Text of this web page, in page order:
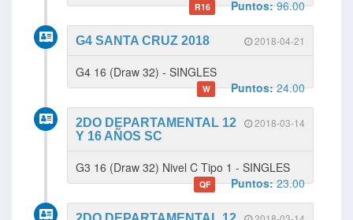
R16 Puntos:96.00
2018-04-21
G4 SANTA CRUZ 2018
G4 16 (Draw 32) - SINGLES
W Puntos:24.00
2018-03-14
2DO DEPARTAMENTAL 12
Y 16 AÑOS SC
G3 16 (Draw 32) Nivel C Tipo 1 - SINGLES
QF Puntos:23.00